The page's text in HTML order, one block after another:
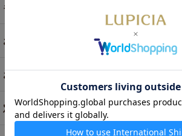
ギフト
お菓子・食品・飲料
お買い得商品
定期便